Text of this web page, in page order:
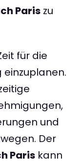
Paris zu
für die
und
Der
Paris kann